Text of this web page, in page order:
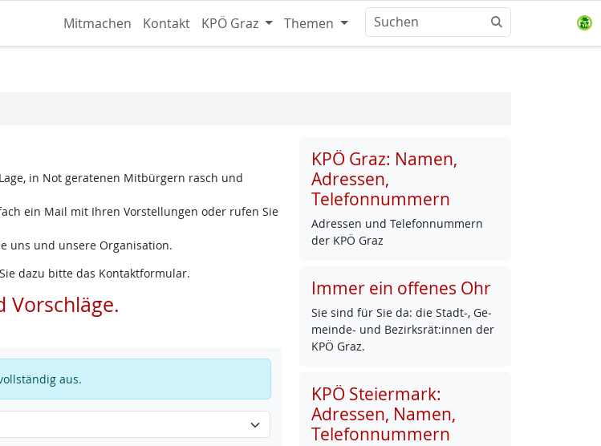
Mitmachen Kontakt KPÖ Graz Themen
in Not geratenen Mitbürgern rasch und
ein Mail mit Ihren Vorstellungen oder rufen Sie
uns und unsere Organisation.
dazu bitte das Kontaktformular.
Vorschläge.
aus.
KPÖ Graz: Namen,
Adressen,
Telefonnummern
Adres­sen und Te­le­fon­num­mern
der KPÖ Graz
Immer ein offenes Ohr
Sie sind für Sie da: die Stadt-, Ge­
mein­de- und Be­zirks­rät:in­nen der
KPÖ Graz.
KPÖ Steiermark:
Adressen, Namen,
Telefonnummern